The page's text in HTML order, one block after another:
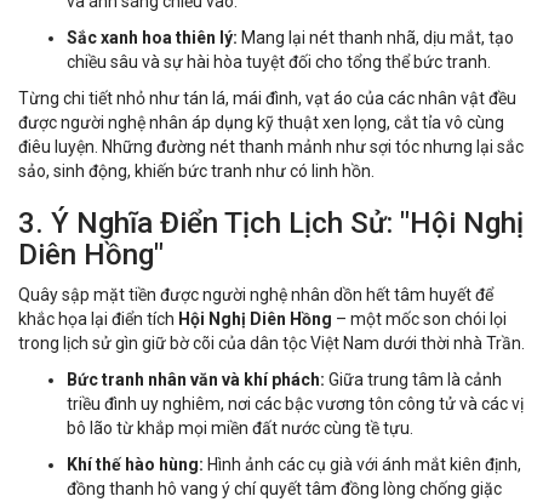
Sắc xanh hoa thiên lý: Mang lại nét thanh nhã, dịu mắt, tạo
chiều sâu và sự hài hòa tuyệt đối cho tổng thể bức tranh.
Từng chi tiết nhỏ như tán lá, mái đình, vạt áo của các nhân vật đều
được người nghệ nhân áp dụng kỹ thuật xen lọng, cắt tỉa vô cùng
điêu luyện. Những đường nét thanh mảnh như sợi tóc nhưng lại sắc
sảo, sinh động, khiến bức tranh như có linh hồn.
3. Ý Nghĩa Điển Tịch Lịch Sử: "Hội Nghị
Diên Hồng"
Quây sập mặt tiền được người nghệ nhân dồn hết tâm huyết để
khắc họa lại điển tích Hội Nghị Diên Hồng – một mốc son chói lọi
trong lịch sử gìn giữ bờ cõi của dân tộc Việt Nam dưới thời nhà Trần.
Bức tranh nhân văn và khí phách: Giữa trung tâm là cảnh
triều đình uy nghiêm, nơi các bậc vương tôn công tử và các vị
bô lão từ khắp mọi miền đất nước cùng tề tựu.
Khí thế hào hùng: Hình ảnh các cụ già với ánh mắt kiên định,
đồng thanh hô vang ý chí quyết tâm đồng lòng chống giặc